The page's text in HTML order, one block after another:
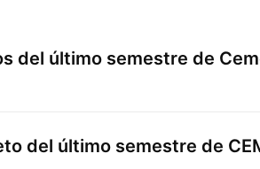
del último semestre de
del último semestre de